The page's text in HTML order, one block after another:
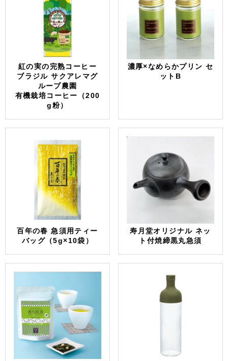
紅の実の完熟コーヒー
ブラジル サクアレマグ
ループ農園
有機栽培コーヒー（200
g粉）
濃厚×なめらかプリン セ
ットB
百年の春 急須用ティー
バッグ（5g×10袋）
寿月堂オリジナル ネッ
ト付焼締黒丸急須